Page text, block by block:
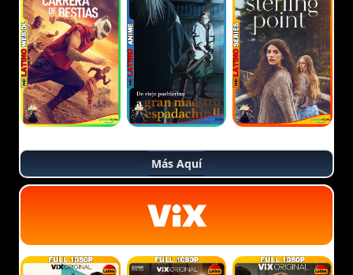
Más Aquí